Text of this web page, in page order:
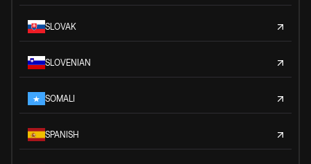
SLOVAK
SLOVENIAN
SOMALI
SPANISH